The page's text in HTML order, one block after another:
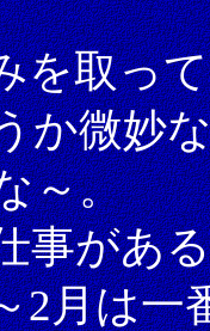
を取っ
か微妙
～。
事があ
2月は一